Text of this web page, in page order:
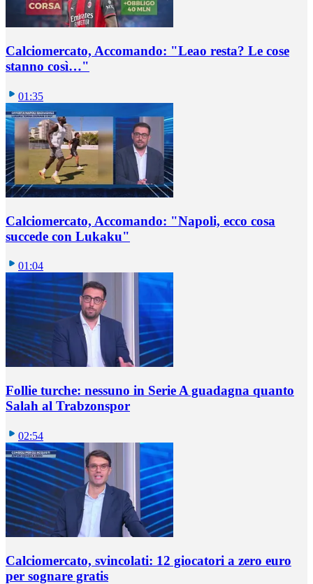
Calciomercato, Accomando: "Leao resta? Le cose
stanno così…"
01:35
Calciomercato, Accomando: "Napoli, ecco cosa
succede con Lukaku"
01:04
Follie turche: nessuno in Serie A guadagna quanto
Salah al Trabzonspor
02:54
Calciomercato, svincolati: 12 giocatori a zero euro
per sognare gratis